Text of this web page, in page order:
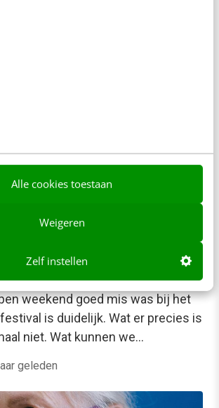
Alle cookies toestaan
Weigeren
Zelf instellen
Songfestival? Joost
[7 lessen]
weekend goed mis was bij het
is duidelijk. Wat er precies is
niet. Wat kunnen we…
geleden